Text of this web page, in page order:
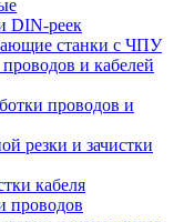
DIN-реек
станки с ЧПУ
и кабелей
проводов и
резки и зачистки
кабеля
проводов